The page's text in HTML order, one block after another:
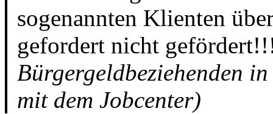
sogenannten Klienten
gefordert nicht
Bürgergeldbeziehenden
mit dem Jobcenter)